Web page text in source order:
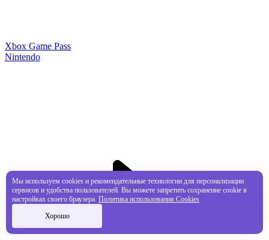
Xbox Game Pass
Nintendo
Мы используем cookies и рекомендательные технологии для персонализации
сервисов и удобства пользователей. Вы можете запретить сохранение cookie в
настройках своего браузера. Политика использования Cookies
Хорошо